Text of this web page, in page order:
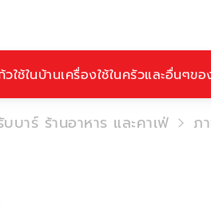
วใช้ในบ้านเครื่องใช้ในครัวและอื่นๆขอ
บาร์ ร้านอาหาร และคาเฟ่ ภ